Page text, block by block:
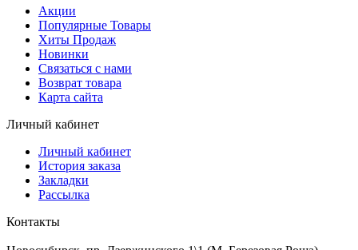
Акции
Популярные Товары
Хиты Продаж
Новинки
Связаться с нами
Возврат товара
Карта сайта
Личный кабинет
Личный кабинет
История заказа
Закладки
Рассылка
Контакты